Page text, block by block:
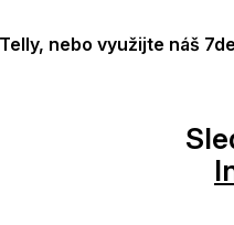
nebo využijte náš